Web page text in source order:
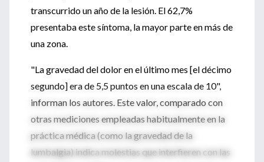
transcurrido un año de la lesión. El 62,7%
presentaba este síntoma, la mayor parte en más de
una zona.
"La gravedad del dolor en el último mes [el décimo
segundo] era de 5,5 puntos en una escala de 10",
informan los autores. Este valor, comparado con
otras mediciones empleadas habitualmente en la
práctica médica (como la gravedad de la
lumbalgia) indica molestias que interfieren con las